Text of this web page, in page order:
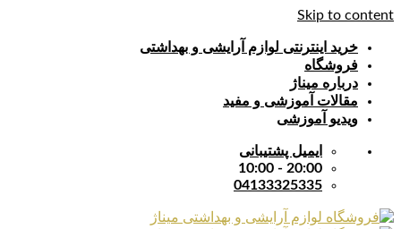
Skip to content
خرید اینترنتی لوازم آرایشی و بهداشتی
فروشگاه
درباره میناژ
مقالات آموزشی و مفید
ویدیو آموزشی
ایمیل پشتیبانی
20:00 - 10:00
04133325335